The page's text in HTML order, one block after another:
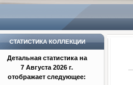
СТАТИСТИКА КОЛЛЕКЦИИ
Детальная статистика на
7 Августа 2026 г.
отображает следующее: